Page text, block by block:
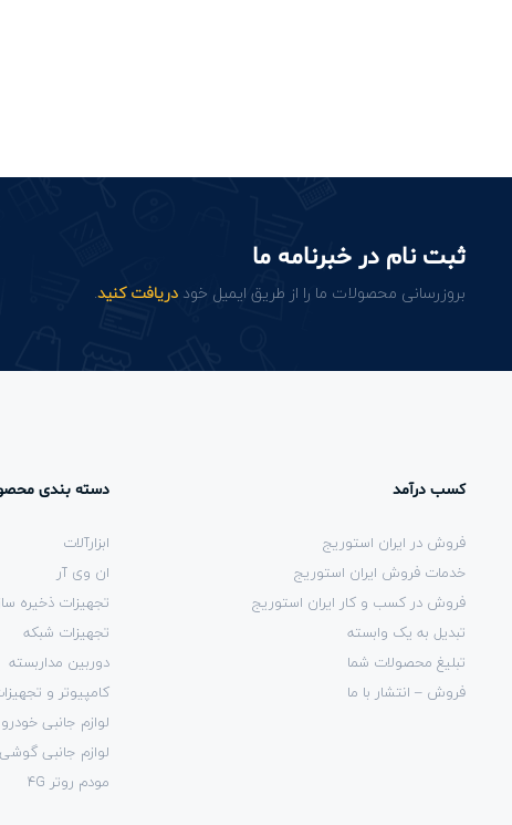
ثبت نام در خبرنامه ما
بروزرسانی محصولات ما را از طریق ایمیل خود دریافت کنید.
کسب درآمد
فروش در ایران استوریج
خدمات فروش ایران استوریج
فروش در کسب و کار ایران استوریج
تبدیل به یک وابسته
تبلیغ محصولات شما
فروش – انتشار با ما
دسته بندی
ابزارآلات
ان وی آر
تجهیزات ذخیره
تجهیزات شبکه
دوربین مداربسته
کامپیوتر و
لوازم جانبی خودرو
لوازم جانبی گوشی
مودم روتر 4G